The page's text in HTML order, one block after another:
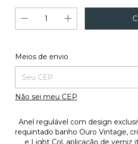
Entregas para o CEP:
Meios de envio
Não sei meu CEP
Anel regulável com design
requintado banho Ouro Vintage,
e Light Col, aplicação de verniz